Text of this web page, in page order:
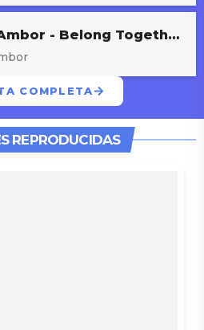
Mark Ambor - Belong Together (Official Visualizer)
COMPLETA
REPRODUCIDAS